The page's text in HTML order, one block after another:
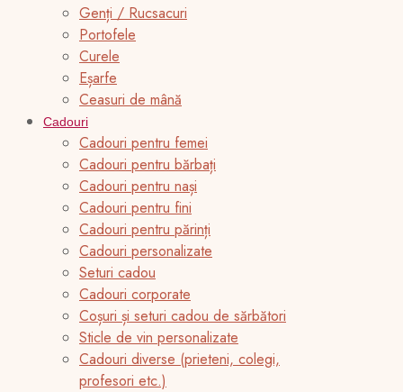
Genți / Rucsacuri
Portofele
Curele
Eșarfe
Ceasuri de mână
Cadouri
Cadouri pentru femei
Cadouri pentru bărbați
Cadouri pentru nași
Cadouri pentru fini
Cadouri pentru părinți
Cadouri personalizate
Seturi cadou
Cadouri corporate
Coșuri și seturi cadou de sărbători
Sticle de vin personalizate
Cadouri diverse (prieteni, colegi,
profesori etc.)